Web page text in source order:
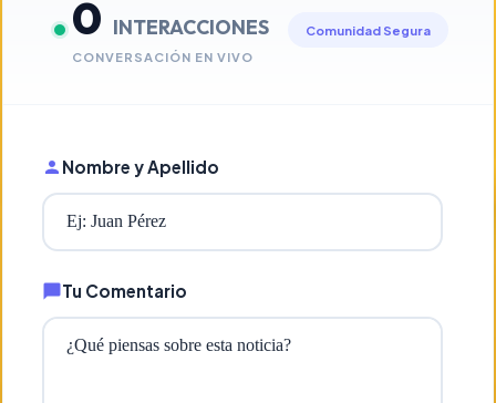
0 INTERACCIONES
CONVERSACIÓN EN VIVO
Comunidad Segura
Nombre y Apellido
Tu Comentario